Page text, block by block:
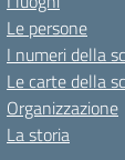
istanbul
escort
ankara
escort
ankara
Le persone
I numeri della
Le carte della
Organizzazione
La storia